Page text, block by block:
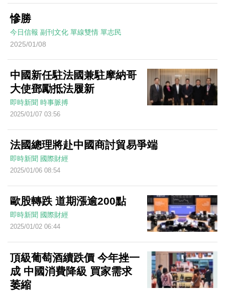
慘勝
今日信報 副刊文化 單線雙情 單志民
2025/01/08
中國新任駐法國兼駐摩納哥
大使鄧勵抵法履新
即時新聞 時事脈搏
2025/01/07 03:56
法國總理將赴中國商討貿易爭端
即時新聞 國際財經
2025/01/06 08:54
歐股轉跌 道期漲逾200點
即時新聞 國際財經
2025/01/02 06:44
頂級葡萄酒續跌價 今年挫一
成 中國消費降級 買家需求
萎縮